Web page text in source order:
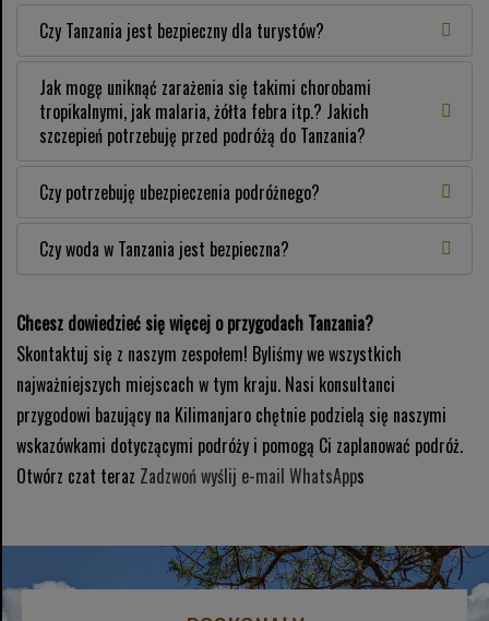
Czy Tanzania jest bezpieczny dla turystów?
Jak mogę uniknąć zarażenia się takimi chorobami
tropikalnymi, jak malaria, żółta febra itp.? Jakich
szczepień potrzebuję przed podróżą do Tanzania?
Czy potrzebuję ubezpieczenia podróżnego?
Czy woda w Tanzania jest bezpieczna?
Chcesz dowiedzieć się więcej o przygodach Tanzania?
Skontaktuj się z naszym zespołem! Byliśmy we wszystkich
najważniejszych miejscach w tym kraju. Nasi konsultanci
przygodowi bazujący na Kilimanjaro chętnie podzielą się naszymi
wskazówkami dotyczącymi podróży i pomogą Ci zaplanować podróż.
Otwórz czat teraz Zadzwoń wyślij e-mail WhatsApps